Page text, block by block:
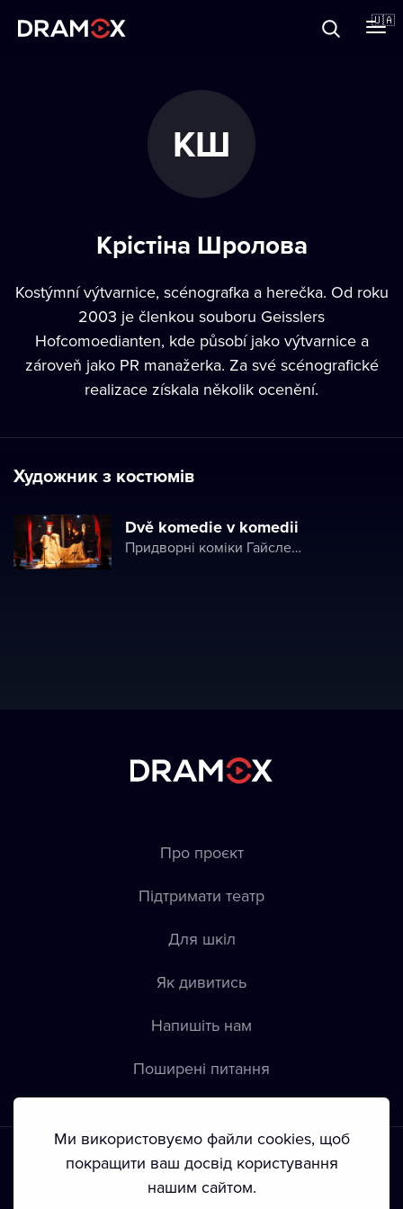
🇺🇦
Зареєструватися
КШ
Крістіна Шролова
Kostýmní výtvarnice, scénografka a herečka. Od roku
2003 je členkou souboru Geisslers
Hofcomoedianten, kde působí jako výtvarnice a
zároveň jako PR manažerka. Za své scénografické
realizace získala několik ocenění.
Художник з костюмів
Dvě komedie v komedii
Придворні коміки Гайслера
Про проєкт
Підтримати театр
Для шкіл
Як дивитись
Напишіть нам
Пoширені питання
Ми використовуємо файли cookies, щоб
покращити ваш досвід користування
нашим сайтом.